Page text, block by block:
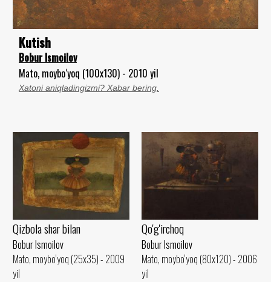
Kutish
Bobur Ismoilov
Mato, moybo‘yoq (100x130) - 2010 yil
Xatoni aniqladingizmi? Xabar bering.
Qizbola shar bilan
Bobur Ismoilov
Mato, moybo‘yoq (25x35) - 2009
yil
Qo'g'irchoq
Bobur Ismoilov
Mato, moybo‘yoq (80x120) - 2006
yil